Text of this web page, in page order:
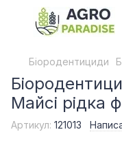
Біородентициди
Майсі рідка
Артикул: 121013